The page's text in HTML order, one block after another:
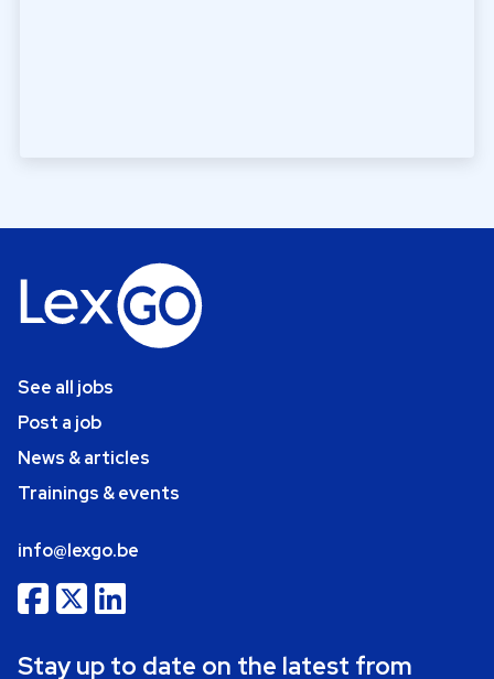
See all jobs
Post a job
News & articles
Trainings & events
info@lexgo.be
Stay up to date on the latest from